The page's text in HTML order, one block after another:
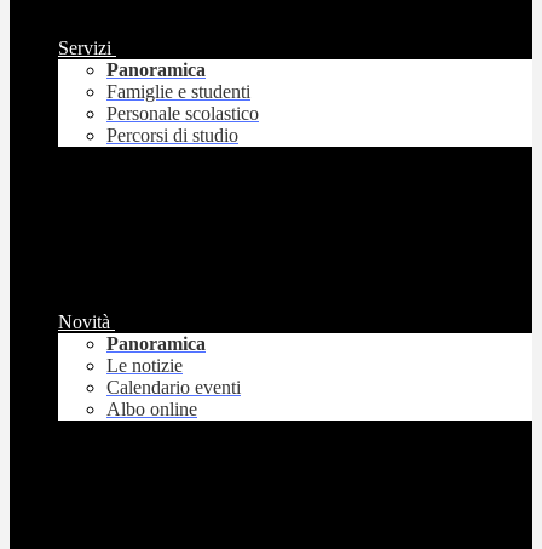
Servizi
Panoramica
Famiglie e studenti
Personale scolastico
Percorsi di studio
Novità
Panoramica
Le notizie
Calendario eventi
Albo online